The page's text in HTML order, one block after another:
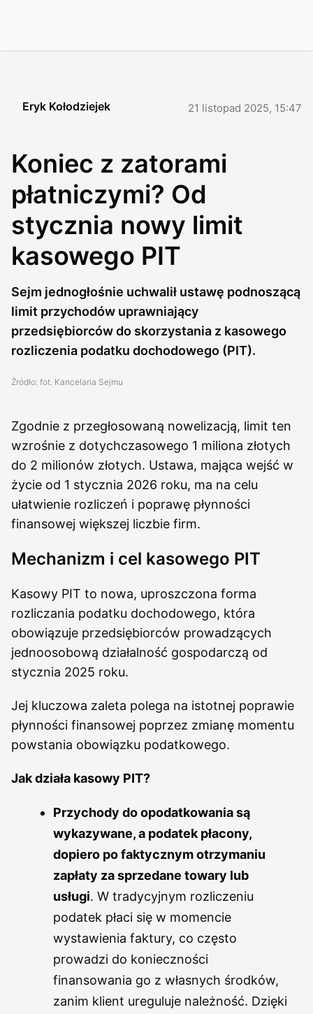
Eryk Kołodziejek 21 listopad 2025, 15:47
Koniec z zatorami
płatniczymi? Od
stycznia nowy limit
kasowego PIT
Sejm jednogłośnie uchwalił ustawę podnoszącą
limit przychodów uprawniający
przedsiębiorców do skorzystania z kasowego
rozliczenia podatku dochodowego (PIT).
Źródło: fot. Kancelaria Sejmu
Zgodnie z przegłosowaną nowelizacją, limit ten
wzrośnie z dotychczasowego 1 miliona złotych
do 2 milionów złotych. Ustawa, mająca wejść w
życie od 1 stycznia 2026 roku, ma na celu
ułatwienie rozliczeń i poprawę płynności
finansowej większej liczbie firm.
Mechanizm i cel kasowego PIT
Kasowy PIT to nowa, uproszczona forma
rozliczania podatku dochodowego, która
obowiązuje przedsiębiorców prowadzących
jednoosobową działalność gospodarczą od
stycznia 2025 roku.
Jej kluczowa zaleta polega na istotnej poprawie
płynności finansowej poprzez zmianę momentu
powstania obowiązku podatkowego.
Jak działa kasowy PIT?
Przychody do opodatkowania są
wykazywane, a podatek płacony,
dopiero po faktycznym otrzymaniu
zapłaty za sprzedane towary lub
usługi. W tradycyjnym rozliczeniu
podatek płaci się w momencie
wystawienia faktury, co często
prowadzi do konieczności
finansowania go z własnych środków,
zanim klient ureguluje należność. Dzięki